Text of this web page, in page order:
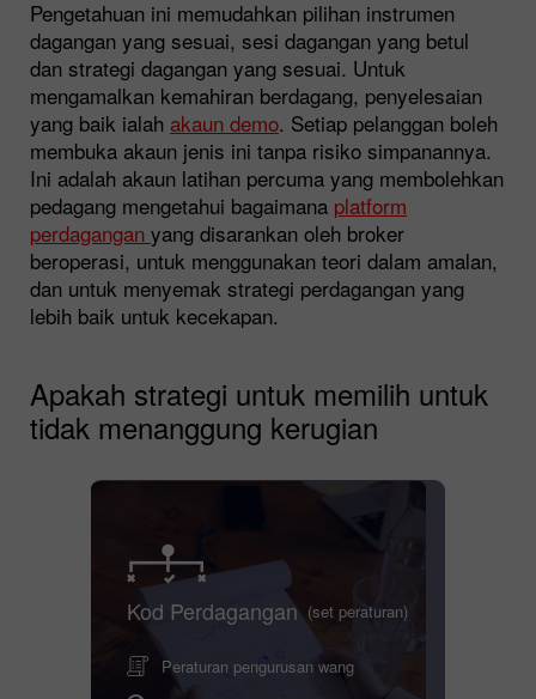
Pengetahuan ini memudahkan pilihan instrumen
dagangan yang sesuai, sesi dagangan yang betul
dan strategi dagangan yang sesuai. Untuk
mengamalkan kemahiran berdagang, penyelesaian
yang baik ialah akaun demo. Setiap pelanggan boleh
membuka akaun jenis ini tanpa risiko simpanannya.
Ini adalah akaun latihan percuma yang membolehkan
pedagang mengetahui bagaimana platform
perdagangan yang disarankan oleh broker
beroperasi, untuk menggunakan teori dalam amalan,
dan untuk menyemak strategi perdagangan yang
lebih baik untuk kecekapan.
Apakah strategi untuk memilih untuk
tidak menanggung kerugian
Kod Perdagangan (set peraturan)
Peraturan pengurusan wang